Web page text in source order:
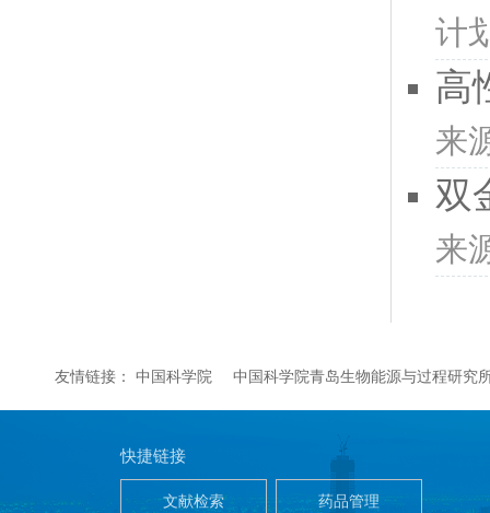
计
高
来
双
来
友情链接： 中国科学院 中国科学院青岛生物能源与过程研究
快捷链接
药品管理
文献检索